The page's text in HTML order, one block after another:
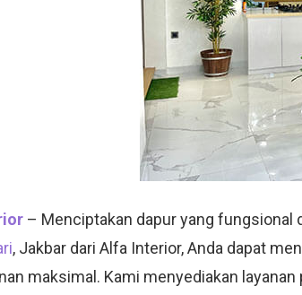
– Menciptakan dapur yang fungsional
, Jakbar dari Alfa Interior, Anda dapat
maksimal. Kami menyediakan